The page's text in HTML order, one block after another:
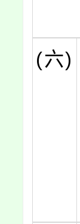
(六)